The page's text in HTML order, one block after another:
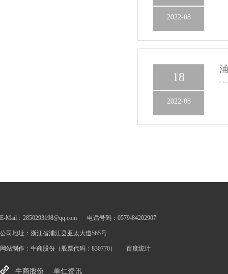
2022-08
18
2022-08
E-Mail：2850293198@qq.com 电话号码：0579-84202907
公司地址：浙江省浦江县亚太大道565号
网站制作： 牛商股份 （股票代码：830770） 百度统计
牛商股份 单仁资讯